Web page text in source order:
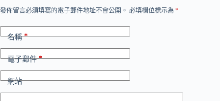
發佈留言必須填寫的電子郵件地址不會公開。 必填欄位標示為 *
名稱*
電子郵件*
網站